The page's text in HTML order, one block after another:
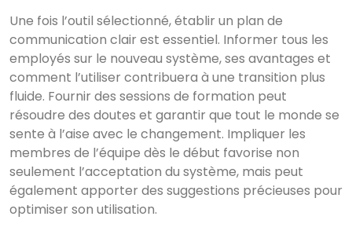
Une fois l’outil sélectionné, établir un plan de
communication clair est essentiel. Informer tous les
employés sur le nouveau système, ses avantages et
comment l’utiliser contribuera à une transition plus
fluide. Fournir des sessions de formation peut
résoudre des doutes et garantir que tout le monde se
sente à l’aise avec le changement. Impliquer les
membres de l’équipe dès le début favorise non
seulement l’acceptation du système, mais peut
également apporter des suggestions précieuses pour
optimiser son utilisation.